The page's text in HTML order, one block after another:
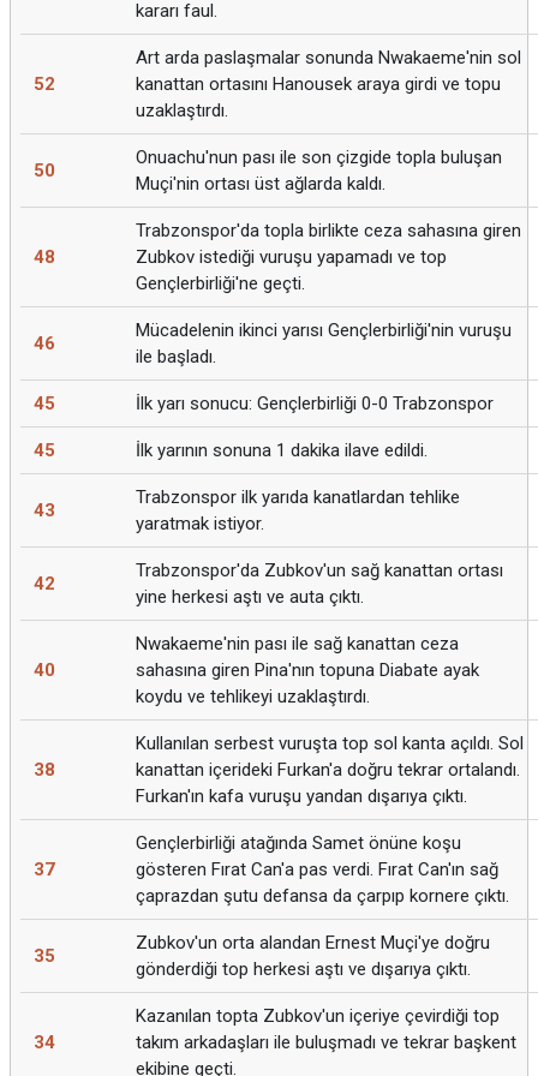
kararı faul.
52
Art arda paslaşmalar sonunda Nwakaeme'nin sol
kanattan ortasını Hanousek araya girdi ve topu
uzaklaştırdı.
50
Onuachu'nun pası ile son çizgide topla buluşan
Muçi'nin ortası üst ağlarda kaldı.
48
Trabzonspor'da topla birlikte ceza sahasına giren
Zubkov istediği vuruşu yapamadı ve top
Gençlerbirliği'ne geçti.
46
Mücadelenin ikinci yarısı Gençlerbirliği'nin vuruşu
ile başladı.
45 İlk yarı sonucu: Gençlerbirliği 0-0 Trabzonspor
45 İlk yarının sonuna 1 dakika ilave edildi.
43
Trabzonspor ilk yarıda kanatlardan tehlike
yaratmak istiyor.
42
Trabzonspor'da Zubkov'un sağ kanattan ortası
yine herkesi aştı ve auta çıktı.
40
Nwakaeme'nin pası ile sağ kanattan ceza
sahasına giren Pina'nın topuna Diabate ayak
koydu ve tehlikeyi uzaklaştırdı.
38
Kullanılan serbest vuruşta top sol kanta açıldı. Sol
kanattan içerideki Furkan'a doğru tekrar ortalandı.
Furkan'ın kafa vuruşu yandan dışarıya çıktı.
37
Gençlerbirliği atağında Samet önüne koşu
gösteren Fırat Can'a pas verdi. Fırat Can'ın sağ
çaprazdan şutu defansa da çarpıp kornere çıktı.
35
Zubkov'un orta alandan Ernest Muçi'ye doğru
gönderdiği top herkesi aştı ve dışarıya çıktı.
34
Kazanılan topta Zubkov'un içeriye çevirdiği top
takım arkadaşları ile buluşmadı ve tekrar başkent
ekibine geçti.